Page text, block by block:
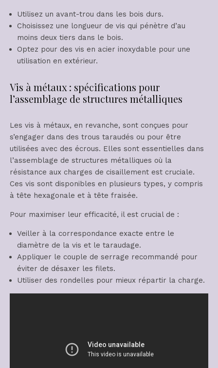
Utilisez un avant-trou dans les bois durs.
Choisissez une longueur de vis qui pénètre d’au
moins deux tiers dans le bois.
Optez pour des vis en acier inoxydable pour une
utilisation en extérieur.
Vis à métaux : spécifications pour
l’assemblage de structures métalliques
Les vis à métaux, en revanche, sont conçues pour
s’engager dans des trous taraudés ou pour être
utilisées avec des écrous. Elles sont essentielles dans
l’assemblage de structures métalliques où la
résistance aux charges de cisaillement est cruciale.
Ces vis sont disponibles en plusieurs types, y compris
à tête hexagonale et à tête fraisée.
Pour maximiser leur efficacité, il est crucial de :
Veiller à la correspondance exacte entre le
diamètre de la vis et le taraudage.
Appliquer le couple de serrage recommandé pour
éviter de désaxer les filets.
Utiliser des rondelles pour mieux répartir la charge.